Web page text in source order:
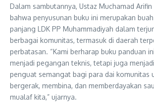
Dalam sambutannya, Ustaz Muchamad
bahwa penyusunan buku ini merupakan
panjang LDK PP Muhammadiyah dalam
berbagai komunitas, termasuk di daerah
perbatasan. “Kami berharap buku panduan
menjadi pegangan teknis, tetapi juga
penguat semangat bagi para dai komunitas
bergerak, membina, dan memberdayakan
mualaf kita,” ujarnya.